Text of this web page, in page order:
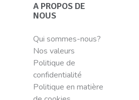
A PROPOS DE
NOUS
Qui sommes-nous?
Nos valeurs
Politique de
confidentialité
Politique en matière